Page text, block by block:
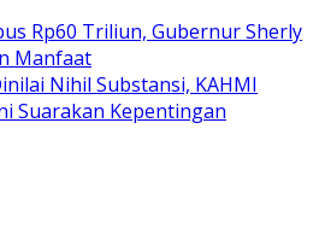
Rp60 Triliun, Gubernur Sherly
Manfaat
Nihil Substansi, KAHMI
Suarakan Kepentingan